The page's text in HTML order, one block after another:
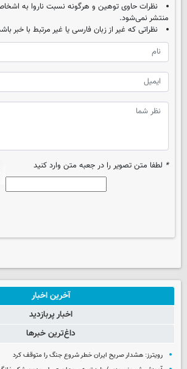
نظرات حاوی توهین و هرگونه نسبت ناروا به
منتشر نمی‌شود.
نظراتی که غیر از زبان فارسی یا غیر مرتبط با خبر
* لطفا متن تصویر را در جعبه متن وارد کنید
آخرین اخبار
اخبار پربازدید
داغ‌ترین خبرها
رویترز: هشدار صریح ایران خطر شروع جنگ را متوقف کرد